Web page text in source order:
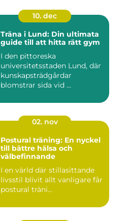
10. dec
Träna i Lund: Din ultimata
guide till att hitta rätt gym
I den pittoreska
universitetsstaden Lund, där
kunskapsträdgårdar
blomstrar sida vid ...
02. nov
Postural träning: En nyckel
till bättre hälsa och
välbefinnande
I en värld där stillasittande
livsstil blivit allt vanligare får
postural träni...